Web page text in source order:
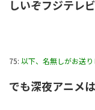
しいぞフジテレビ
75: 以下、名無しがお送
でも深夜アニメ